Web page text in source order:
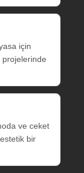
için
ve ceket
bir